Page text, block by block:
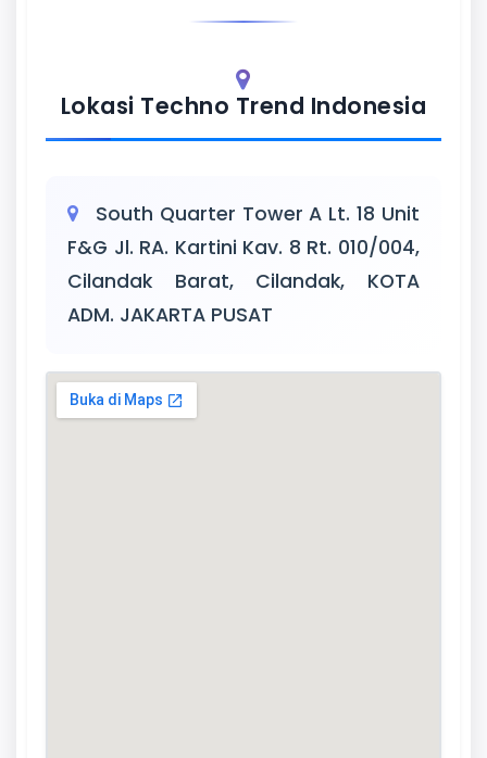
Lokasi Techno Trend Indonesia
South Quarter Tower A Lt. 18 Unit
F&G Jl. RA. Kartini Kav. 8 Rt. 010/004,
Cilandak Barat, Cilandak, KOTA
ADM. JAKARTA PUSAT